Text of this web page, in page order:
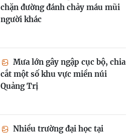
chặn đường đánh chảy máu mũi
người khác
Mưa lớn gây ngập cục bộ, chia
cắt một số khu vực miền núi
Quảng Trị
Nhiều trường đại học tại